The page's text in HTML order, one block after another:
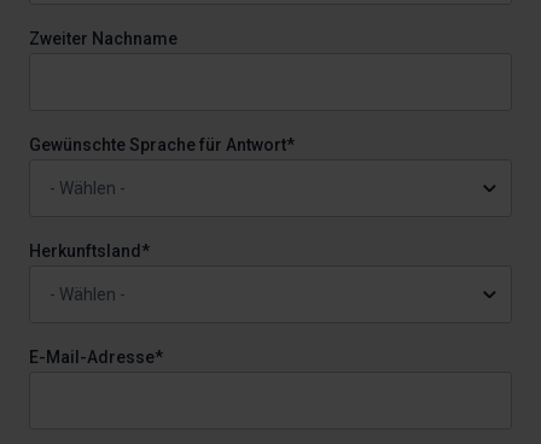
Zweiter Nachname
Gewünschte Sprache für Antwort*
Herkunftsland*
E-Mail-Adresse*